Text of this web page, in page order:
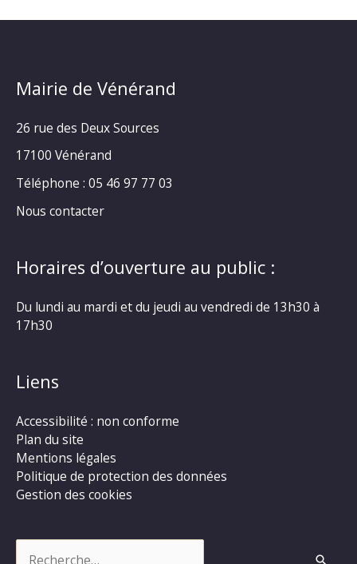
Mairie de Vénérand
26 rue des Deux Sources
17100 Vénérand
Téléphone : 05 46 97 77 03
Nous contacter
Horaires d’ouverture au public :
Du lundi au mardi et du jeudi au vendredi de 13h30 à
17h30
Liens
Accessibilité : non conforme
Plan du site
Mentions légales
Politique de protection des données
Gestion des cookies